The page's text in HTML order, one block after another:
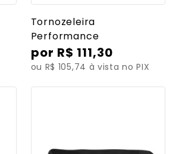
Tornozeleira
Performance
R$ 111,30
ou R$ 105,74 à vista no PIX